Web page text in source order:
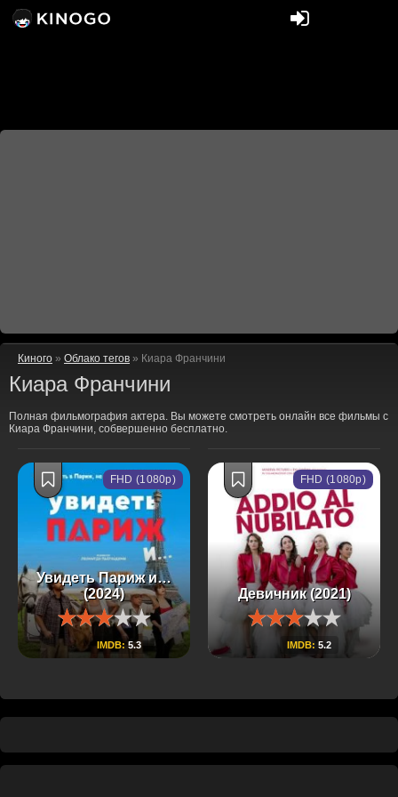
Киного » Облако тегов » Киара Франчини
Киара Франчини
Полная фильмография актера. Вы можете смотреть онлайн все фильмы с
Киара Франчини, собвершенно бесплатно.
Увидеть Париж и…
(2024)
IMDB: 5.3
FHD (1080p)
Девичник (2021)
IMDB: 5.2
FHD (1080p)